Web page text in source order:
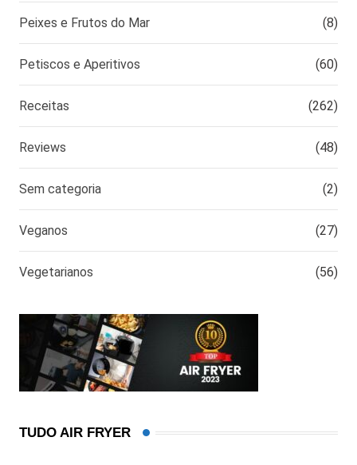
Peixes e Frutos do Mar (8)
Petiscos e Aperitivos (60)
Receitas (262)
Reviews (48)
Sem categoria (2)
Veganos (27)
Vegetarianos (56)
TUDO AIR FRYER